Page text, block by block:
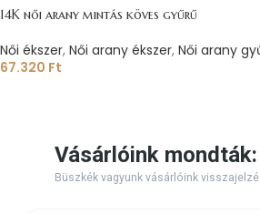
14K női arany mintás köves gyűrű
Női ékszer, Női arany ékszer, Női arany
67.320 Ft